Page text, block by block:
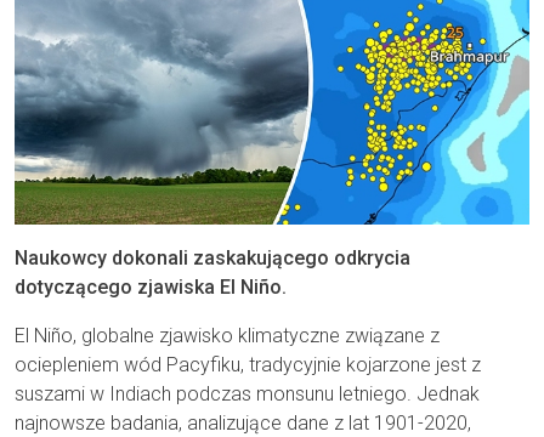
Naukowcy dokonali zaskakującego odkrycia
dotyczącego zjawiska El Niño.
El Niño, globalne zjawisko klimatyczne związane z
ociepleniem wód Pacyfiku, tradycyjnie kojarzone jest z
suszami w Indiach podczas monsunu letniego. Jednak
najnowsze badania, analizujące dane z lat 1901-2020,